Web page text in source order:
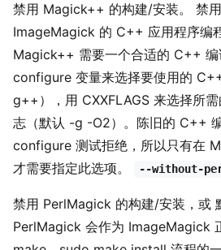
禁用 Magick++ 的构建/安装。 禁
ImageMagick 的 C++ 应用程序编
Magick++ 需要一个合适的 C++ 编
configure 变量来选择要使用的
g++），用 CXXFLAGS 来选择所
志（默认 -g -O2）。陈旧的 C++
configure 测试拒绝，所以只有在
才需要指定此选项。
--without-
禁用 PerlMagick 的构建/安装，或
PerlMagick 会作为 ImageMagick